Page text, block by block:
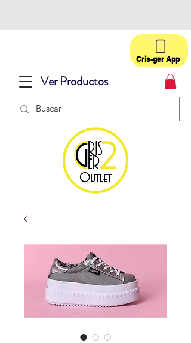
Ver Productos
Cris-ger App